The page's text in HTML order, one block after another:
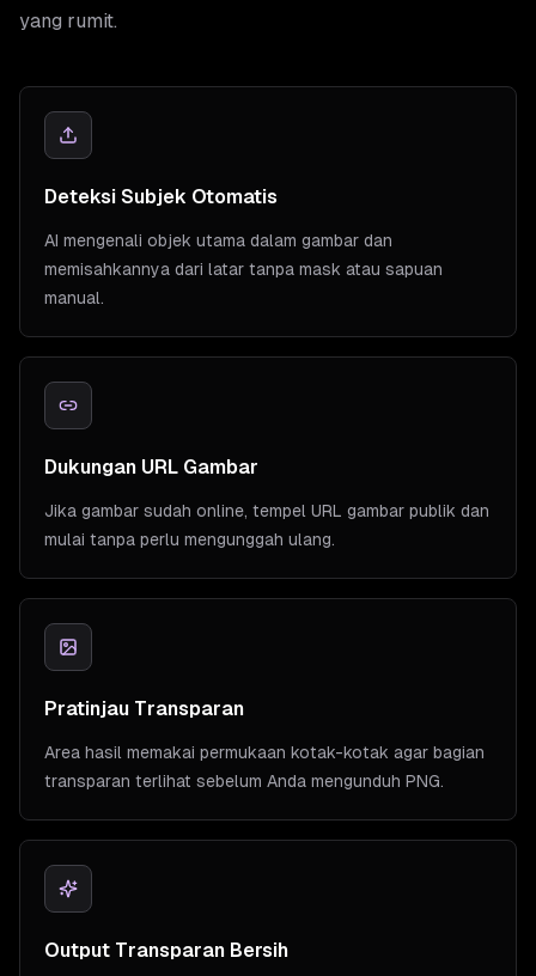
yang rumit.
Deteksi Subjek Otomatis
AI mengenali objek utama dalam gambar dan
memisahkannya dari latar tanpa mask atau sapuan
manual.
Dukungan URL Gambar
Jika gambar sudah online, tempel URL gambar publik dan
mulai tanpa perlu mengunggah ulang.
Pratinjau Transparan
Area hasil memakai permukaan kotak-kotak agar bagian
transparan terlihat sebelum Anda mengunduh PNG.
Output Transparan Bersih